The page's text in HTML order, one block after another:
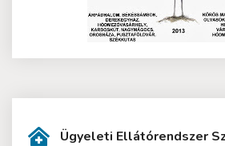
Ügyeleti Ellátórendszer